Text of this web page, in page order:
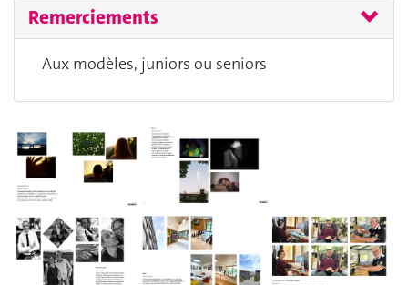
Remerciements
Aux modèles, juniors ou seniors